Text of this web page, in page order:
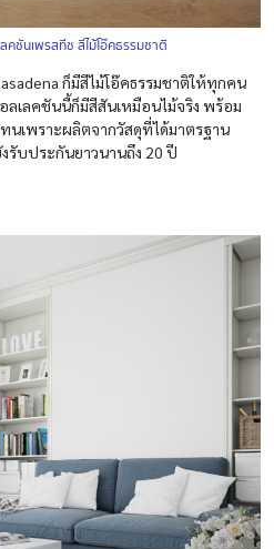
คชันเพรสทีช สีไม้โอ๊คธรรมชาติ
ก็มีสีไม้โอ๊คธรรมชาติให้ทุกคน
ลเลคชันนี้ก็มีสีสันเหมือนไม้จริง พร้อม
นเพราะผลิตจากวัสดุที่ได้มาตรฐาน
รับประกันยาวนานถึง 20 ปี